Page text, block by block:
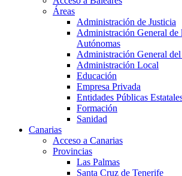
Áreas
Administración de Justicia
Administración General de
Autónomas
Administración General
Administración Local
Educación
Empresa Privada
Entidades Públicas
Formación
Sanidad
Canarias
Acceso a Canarias
Provincias
Las Palmas
Santa Cruz de Tenerife